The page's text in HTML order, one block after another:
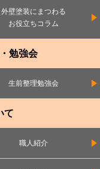
外壁塗装にまつわる
お役立ちコラム
勉強会
生前整理勉強会
て
職人紹介